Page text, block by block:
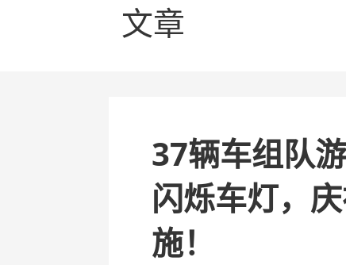
文章
37辆车组队
闪烁车灯，
施！